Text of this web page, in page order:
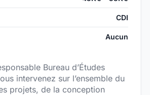
CDI
Aucun
Bureau d’Études
intervenez sur l’ensemble du
projets, de la conception